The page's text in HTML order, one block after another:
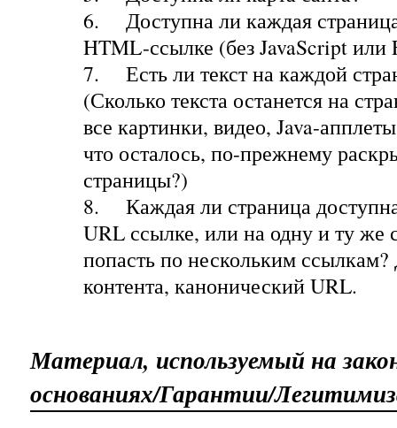
6.
Доступна ли каждая
HTML-ссылке (без JavaScript или
7.
Есть ли текст на каждой
(Сколько текста останется на
все картинки, видео, Java-
что осталось, по-прежнему
страницы?)
8.
Каждая ли страница
URL ссылке, или на одну и ту же
попасть по нескольким
контента, канонический URL.
Материал, используемый на
основаниях/Гарантии/